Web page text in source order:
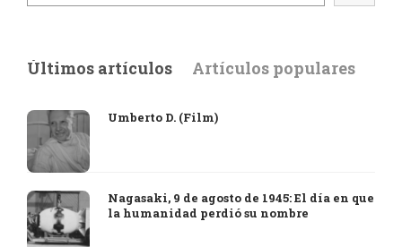
Últimos artículos Artículos populares
Umberto D. (Film)
Nagasaki, 9 de agosto de 1945: El día en que
la humanidad perdió su nombre